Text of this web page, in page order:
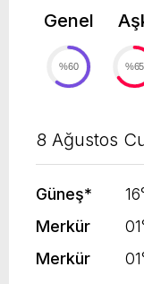
Genel
%60 %65
8 Ağustos
Güneş*
Merkür
Merkür